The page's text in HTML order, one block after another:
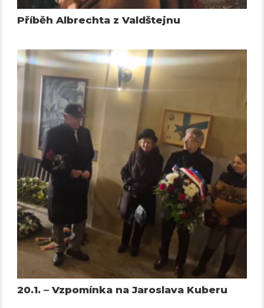
Příběh Albrechta z Valdštejnu
20.1. – Vzpomínka na Jaroslava Kuberu